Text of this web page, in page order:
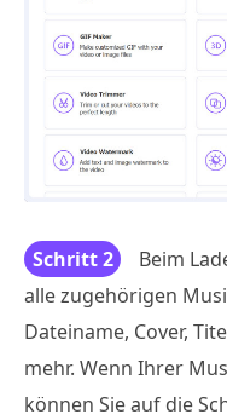
Schritt 2
Beim
alle zugehörigen
Dateiname, Cover,
mehr. Wenn Ihrer
können Sie auf die